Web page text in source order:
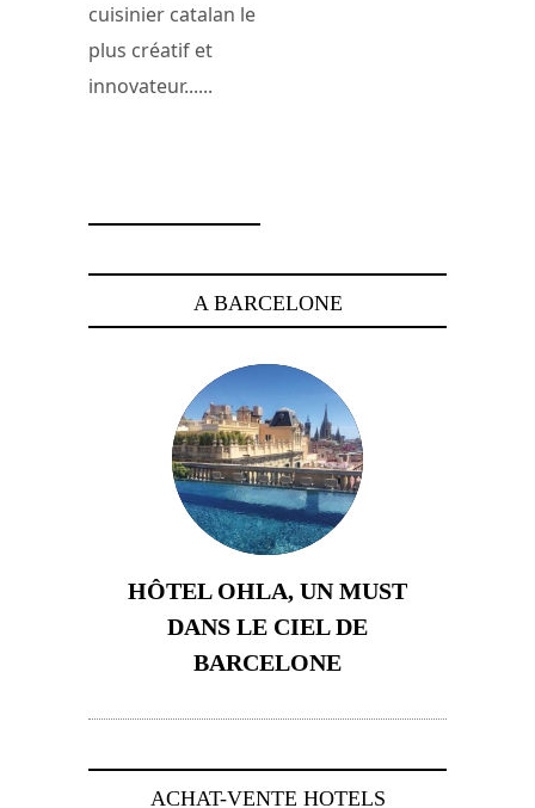
cuisinier catalan le
plus créatif et
innovateur......
A BARCELONE
HÔTEL OHLA, UN MUST
DANS LE CIEL DE
BARCELONE
ACHAT-VENTE HOTELS